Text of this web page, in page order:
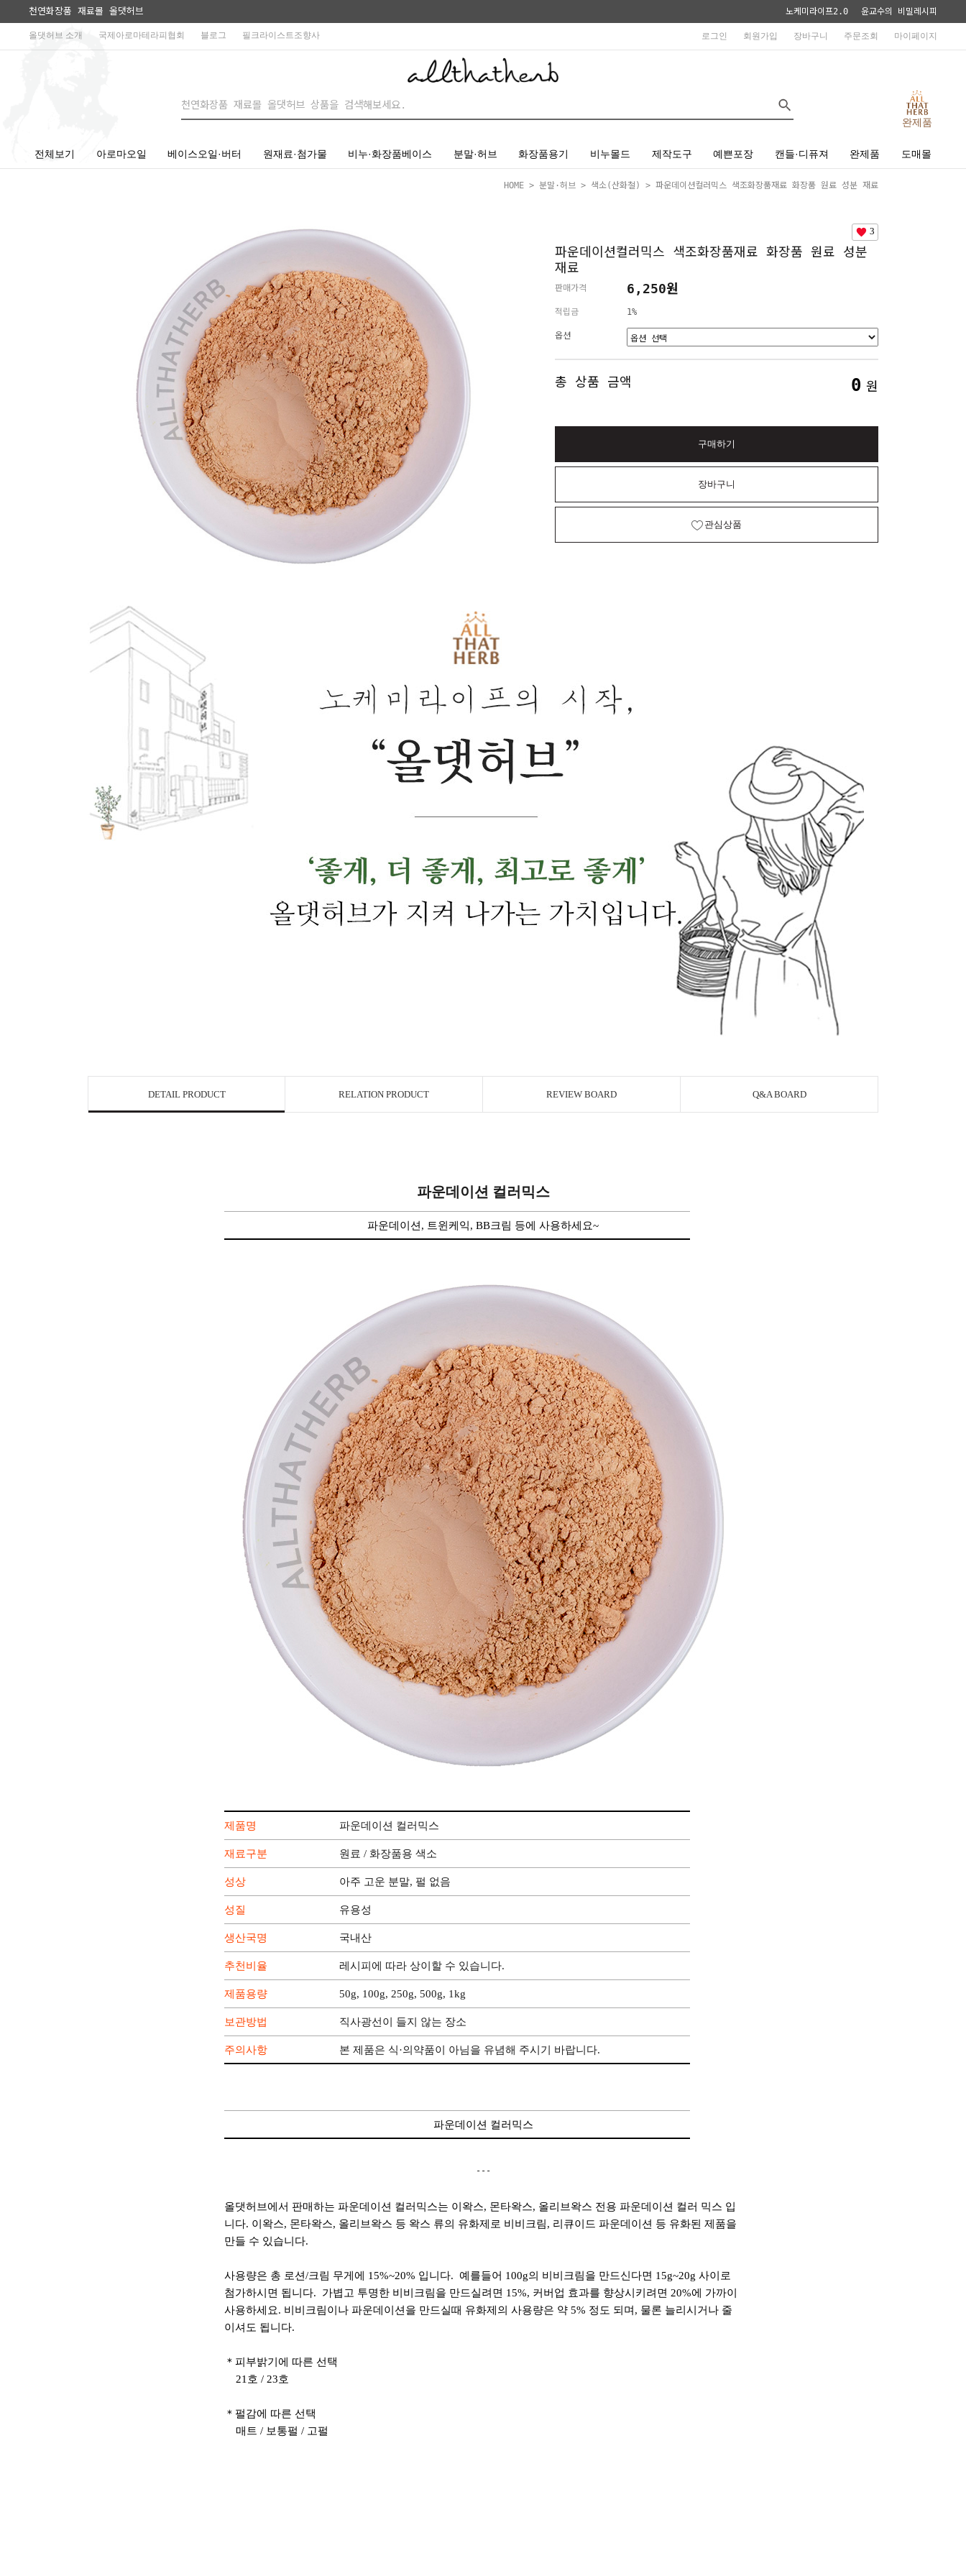
천연화장품 재료몰 올댓허브 노케미라이프2.0 윤교수의 비밀레시피
올댓허브 소개 국제아로마테라피협회 블로그 필크라이스트조향사 로그인 회원가입 장바구니 주문조회 마이페이지
완제품
전체보기 아로마오일 베이스오일·버터 원재료·첨가물 비누·화장품베이스 분말·허브 화장품용기 비누몰드 제작도구 예쁜포장 캔들·디퓨져 완제품 도매몰
HOME > 분말·허브 > 색소(산화철) > 파운데이션컬러믹스 색조화장품재료 화장품 원료 성분 재료
3
파운데이션컬러믹스 색조화장품재료 화장품 원료 성분
재료
판매가격 6,250원
적립금 1%
옵션
총 상품 금액 0 원
구매하기
장바구니
관심상품
DETAIL PRODUCT RELATION PRODUCT REVIEW BOARD Q&A BOARD
파운데이션 컬러믹스
파운데이션, 트윈케익, BB크림 등에 사용하세요~
제품명 파운데이션 컬러믹스
재료구분 원료 / 화장품용 색소
성상 아주 고운 분말, 펄 없음
성질 유용성
생산국명 국내산
추천비율 레시피에 따라 상이할 수 있습니다.
제품용량 50g, 100g, 250g, 500g, 1kg
보관방법 직사광선이 들지 않는 장소
주의사항 본 제품은 식·의약품이 아님을 유념해 주시기 바랍니다.
파운데이션 컬러믹스
---
올댓허브에서 판매하는 파운데이션 컬러믹스는 이왁스, 몬타왁스, 올리브왁스 전용 파운데이션 컬러 믹스 입
니다. 이왁스, 몬타왁스, 올리브왁스 등 왁스 류의 유화제로 비비크림, 리큐이드 파운데이션 등 유화된 제품을
만들 수 있습니다.
사용량은 총 로션/크림 무게에 15%~20% 입니다. 예를들어 100g의 비비크림을 만드신다면 15g~20g 사이로
첨가하시면 됩니다. 가볍고 투명한 비비크림을 만드실려면 15%, 커버업 효과를 향상시키려면 20%에 가까이
사용하세요. 비비크림이나 파운데이션을 만드실때 유화제의 사용량은 약 5% 정도 되며, 물론 늘리시거나 줄
이셔도 됩니다.
＊피부밝기에 따른 선택
21호 / 23호
＊펄감에 따른 선택
매트 / 보통펄 / 고펄